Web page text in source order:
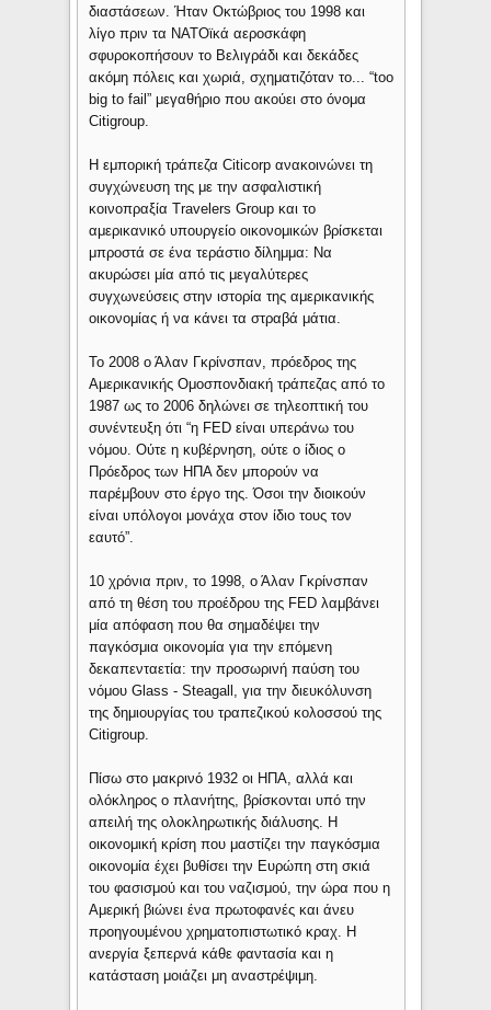
διαστάσεων. Ήταν Οκτώβριος του 1998 και
λίγο πριν τα ΝΑΤΟϊκά αεροσκάφη
σφυροκοπήσουν το Βελιγράδι και δεκάδες
ακόμη πόλεις και χωριά, σχηματιζόταν το... “too
big to fail” μεγαθήριο που ακούει στο όνομα
Citigroup.
Η εμπορική τράπεζα Citicorp ανακοινώνει τη
συγχώνευση της με την ασφαλιστική
κοινοπραξία Travelers Group και το
αμερικανικό υπουργείο οικονομικών βρίσκεται
μπροστά σε ένα τεράστιο δίλημμα: Να
ακυρώσει μία από τις μεγαλύτερες
συγχωνεύσεις στην ιστορία της αμερικανικής
οικονομίας ή να κάνει τα στραβά μάτια.
Το 2008 ο Άλαν Γκρίνσπαν, πρόεδρος της
Αμερικανικής Ομοσπονδιακή τράπεζας από το
1987 ως το 2006 δηλώνει σε τηλεοπτική του
συνέντευξη ότι “η FED είναι υπεράνω του
νόμου. Ούτε η κυβέρνηση, ούτε ο ίδιος ο
Πρόεδρος των ΗΠΑ δεν μπορούν να
παρέμβουν στο έργο της. Όσοι την διοικούν
είναι υπόλογοι μονάχα στον ίδιο τους τον
εαυτό”.
10 χρόνια πριν, το 1998, ο Άλαν Γκρίνσπαν
από τη θέση του προέδρου της FED λαμβάνει
μία απόφαση που θα σημαδέψει την
παγκόσμια οικονομία για την επόμενη
δεκαπενταετία: την προσωρινή παύση του
νόμου Glass - Steagall, για την διευκόλυνση
της δημιουργίας του τραπεζικού κολοσσού της
Citigroup.
Πίσω στο μακρινό 1932 οι ΗΠΑ, αλλά και
ολόκληρος ο πλανήτης, βρίσκονται υπό την
απειλή της ολοκληρωτικής διάλυσης. Η
οικονομική κρίση που μαστίζει την παγκόσμια
οικονομία έχει βυθίσει την Ευρώπη στη σκιά
του φασισμού και του ναζισμού, την ώρα που η
Αμερική βιώνει ένα πρωτοφανές και άνευ
προηγουμένου χρηματοπιστωτικό κραχ. Η
ανεργία ξεπερνά κάθε φαντασία και η
κατάσταση μοιάζει μη αναστρέψιμη.